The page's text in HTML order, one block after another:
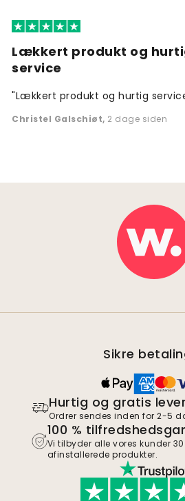
Lækkert produkt og
service
"Lækkert produkt og hurtig
Christel Galschiøt, 2 dage siden
Sikre
Hurtig og gratis
Ordrer sendes inden for 2-5
100 %
Vi tilbyder alle vores kunder
afinstallerede produkter.